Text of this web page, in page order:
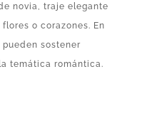
novia, traje elegante
o corazones. En
sostener
temática romántica.